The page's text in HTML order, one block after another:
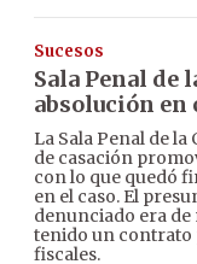
Sucesos
Sala Penal de
absolución en
La Sala Penal de
de casación
con lo que quedó
en el caso. El
denunciado era de
tenido un contrato
fiscales.